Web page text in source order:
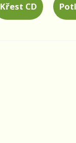
Křest CD